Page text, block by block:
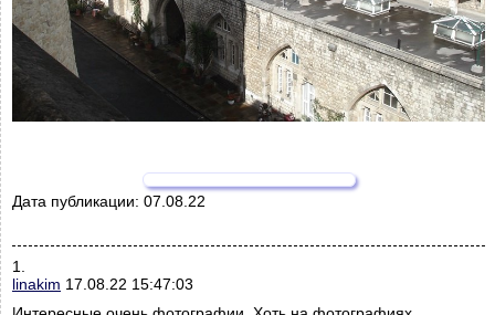
Дата публикации: 07.08.22
1.
linakim 17.08.22 15:47:03